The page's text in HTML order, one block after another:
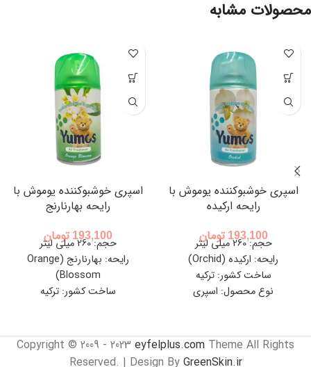
محصولات مشابه
اسپری خوشبوکننده یوموش با
رایحه ارکیده
193,100 تومان
حجم: 260 میلی لیتر
رایحه: ارکیده (Orchid)
ساخت کشور: ترکیه
نوع محصول: اسپری
اسپری خوشبوکننده یوموش با
رایحه بهارنارنج
193,100 تومان
حجم: 260 میلی لیتر
رایحه: بهارنارنج (Orange
Blossom)
ساخت کشور: ترکیه
Copyright © 2009 - 2023 eyfelplus.com Theme All Rights
Reserved. | Design By GreenSkin.ir